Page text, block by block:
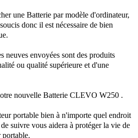
une Batterie par modèle d'ordinateur,
donc il est nécessaire de bien
neuves envoyées sont des produits
ou qualité supérieure et d'une
nouvelleBatterie CLEVO W250 .
portable bien à n'importe quel endroit
suivre vous aidera à protéger la vie de
portable.